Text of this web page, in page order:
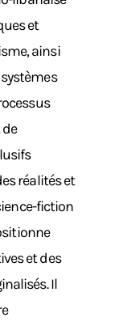
et
ainsi
réalités et
fiction
et des
Il